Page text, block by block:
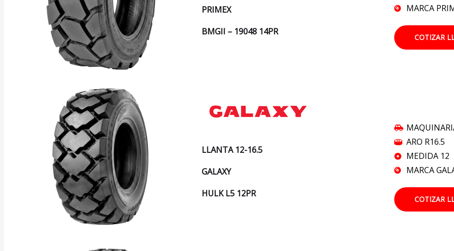
PRIMEX
BMGII – 19048 14PR
MARCA
COTIZAR
LLANTA 12-16.5
GALAXY
HULK L5 12PR
ARO R16.5
MEDIDA 12
MARCA
COTIZAR